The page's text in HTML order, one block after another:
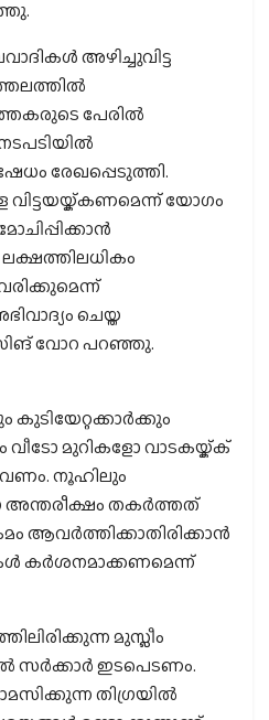
അഴിച്ചുവിട്ട
പേരില്‍
രേഖപ്പെടുത്തി.
വിട്ടയയ്ക്കണമെന്ന് യോഗം
ലക്ഷത്തിലധികം
ചെയ്ത
വോറ പറഞ്ഞു.
വീടോ മുറികളോ വാടകയ്ക്ക്
നൂഹിലും
അന്തരീക്ഷം തകര്‍ത്തത്
ആവര്‍ത്തിക്കാതിരിക്കാന്‍
കര്‍ശനമാക്കണമെന്ന്
മുസ്ലീം
സര്‍ക്കാര്‍ ഇടപെടണം.
തിഗ്രയില്‍